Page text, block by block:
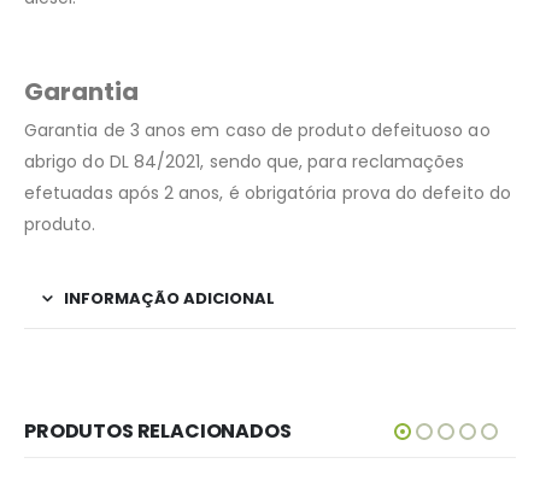
Garantia
Garantia de 3 anos em caso de produto defeituoso ao
abrigo do DL 84/2021, sendo que, para reclamações
efetuadas após 2 anos, é obrigatória prova do defeito do
produto.
INFORMAÇÃO ADICIONAL
PRODUTOS RELACIONADOS